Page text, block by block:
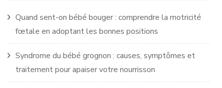
Quand sent-on bébé bouger : comprendre la motricité
fœtale en adoptant les bonnes positions
Syndrome du bébé grognon : causes, symptômes et
traitement pour apaiser votre nourrisson